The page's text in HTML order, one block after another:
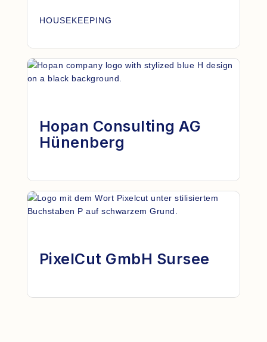
HOUSEKEEPING
Hopan Consulting AG
Hünenberg
PixelCut GmbH Sursee